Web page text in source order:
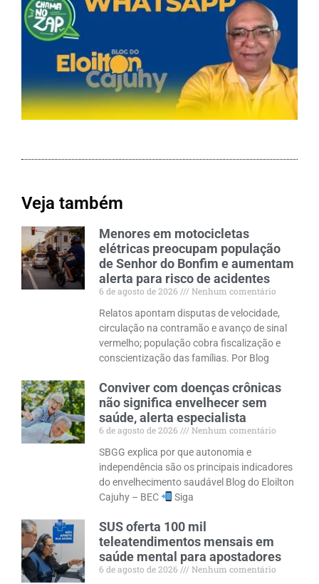
Veja também
Menores em motocicletas
elétricas preocupam população
de Senhor do Bonfim e aumentam
alerta para risco de acidentes
6 de agosto de 2026
Nenhum comentário
Relatos apontam disputas de velocidade,
circulação na contramão e avanço de sinal
vermelho; população cobra fiscalização e
conscientização das famílias. Por Blog
Conviver com doenças crônicas
não significa envelhecer sem
saúde, alerta especialista
6 de agosto de 2026
Nenhum comentário
SBGG explica por que autonomia e
independência são os principais indicadores
do envelhecimento saudável Blog do Eloilton
Cajuhy – BEC
Siga
SUS oferta 100 mil
teleatendimentos mensais em
saúde mental para apostadores
6 de agosto de 2026
Nenhum comentário